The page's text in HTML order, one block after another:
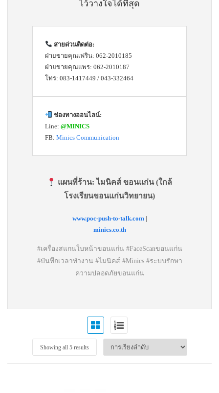
ไว้วางใจได้ที่สุด
สายด่วนติดต่อ:
ฝ่ายขายคุณเฟริน: 062-2010185
ฝ่ายขายคุณแพร: 062-2010187
โทร: 083-1417449 / 043-332464
ช่องทางออนไลน์:
Line: @MINICS
FB: Minics Communication
แผนที่ร้าน:ไมนิคส์ ขอนแก่น (ใกล้
โรงเรียนขอนแก่นวิทยายน)
www.poc-push-to-talk.com|
minics.co.th
#เครื่องสแกนใบหน้าขอนแก่น #FaceScanขอนแก่น
#บันทึกเวลาทำงาน #ไมนิคส์ #Minics #ระบบรักษา
ความปลอดภัยขอนแก่น
Showing all 5 results